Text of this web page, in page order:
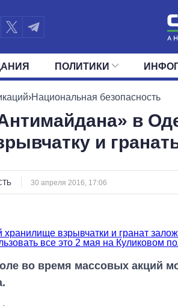
ЛЕНТА СОБЫТИЯ
ПОЛИТИКИ
ПРЕЗИДЕНТ И ОФИС ВЕРХОВНАЯ РАДА
›Национальная безопасность
в
и
30 апреля 2016, 17:06
во время массовых акций